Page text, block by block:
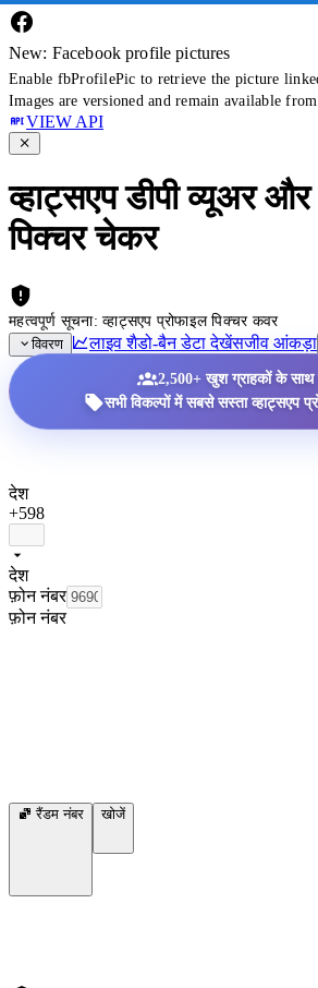
New: Facebook profile pictures
Enable fbProfilePic to retrieve the picture
Images are versioned and remain available from
VIEW API
व्हाट्सएप डीपी व्यूअर
पिक्चर चेकर
महत्वपूर्ण सूचना: व्हाट्सएप प्रोफाइल पिक्चर कवर
विवरण
लाइव शैडो-बैन डेटा देखेंसजीव आंकड़ा
2,500+ खुश ग्राहकों के
सभी विकल्पों में सबसे सस्ता व्हाट्सएप
देश
+598
देश
फ़ोन नंबर
फ़ोन नंबर
रैंडम नंबर खोजें